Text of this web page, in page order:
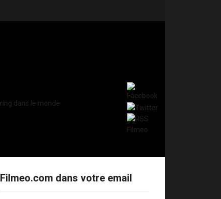
Filmeo.com dans votre email